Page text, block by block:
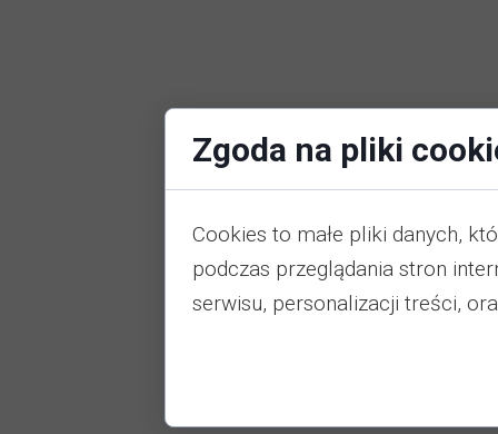
Zgoda na pliki
Cookies to małe pliki danych,
podczas przeglądania stron
serwisu, personalizacji treści,